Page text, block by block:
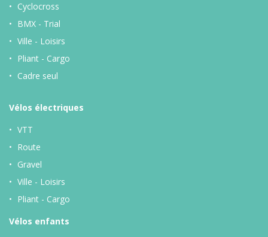
Cyclocross
BMX - Trial
Ville - Loisirs
Pliant - Cargo
Cadre seul
Vélos électriques
VTT
Route
Gravel
Ville - Loisirs
Pliant - Cargo
Vélos enfants